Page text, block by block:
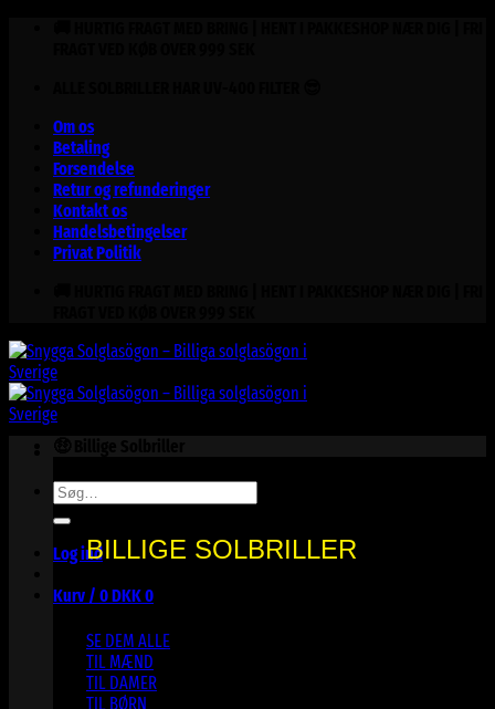
Om os
Betaling
Forsendelse
Retur og refunderinger
Kontakt os
Handelsbetingelser
Privat Politik
Søg
efter:
Log ind
Kurv / 0DKK0
BILLIGE SOLBRILLER
SE DEM ALLE
TIL MÆND
TIL DAMER
TIL BØRN